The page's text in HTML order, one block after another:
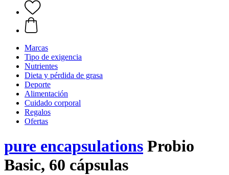
Marcas
Tipo de exigencia
Nutrientes
Dieta y pérdida de grasa
Deporte
Alimentación
Cuidado corporal
Regalos
Ofertas
pure encapsulations Probio
Basic, 60 cápsulas